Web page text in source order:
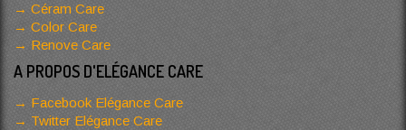
Céram Care
Color Care
Renove Care
A PROPOS D'ELÉGANCE CARE
Facebook Elégance Care
Twitter Elégance Care